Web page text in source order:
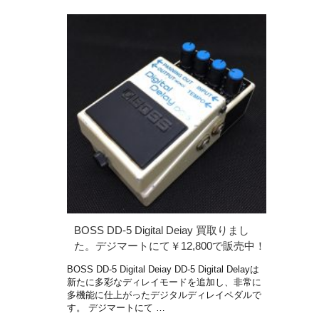
BOSS DD-5 Digital Deiay 買取りまし
た。デジマートにて￥12,800で販売中！
BOSS DD-5 Digital Deiay DD-5 Digital Delayは
新たに多彩なディレイモードを追加し、非常に
多機能に仕上がったデジタルディレイペダルで
す。 デジマートにて …